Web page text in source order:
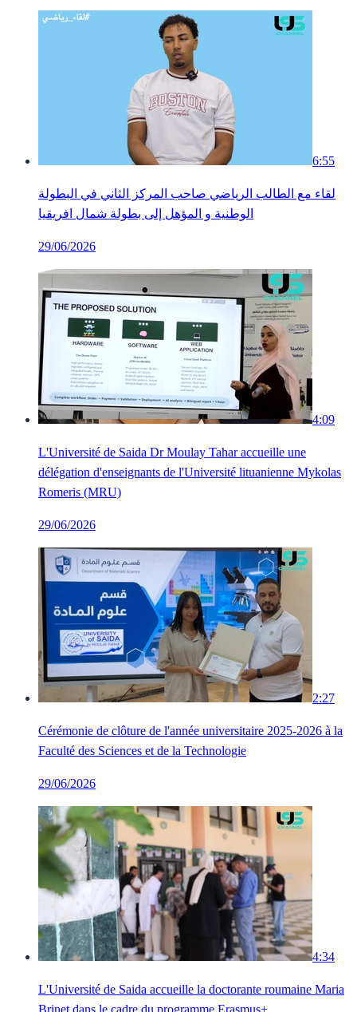
6:55
لقاء مع الطالب الرياضي صاحب المركز الثاني في البطولة
الوطنية و المؤهل إلى بطولة شمال افريقيا
29/06/2026
4:09
L'Université de Saida Dr Moulay Tahar accueille une
délégation d'enseignants de l'Université lituanienne Mykolas
Romeris (MRU)
29/06/2026
2:27
Cérémonie de clôture de l'année universitaire 2025-2026 à la
Faculté des Sciences et de la Technologie
29/06/2026
4:34
L'Université de Saida accueille la doctorante roumaine Maria